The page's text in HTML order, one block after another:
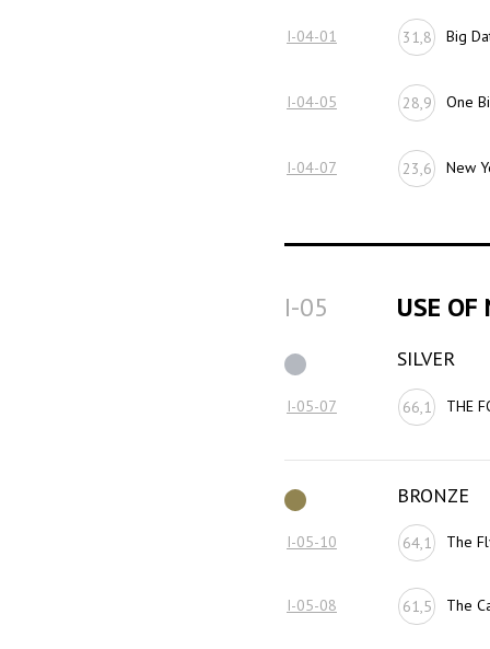
I-04-01 31,8 Big
I-04-05 28,9 One
I-04-07 23,6 New
I-05 USE
SILVER
I-05-07 66,1 THE
BRONZE
I-05-10 64,1 The
I-05-08 61,5 The